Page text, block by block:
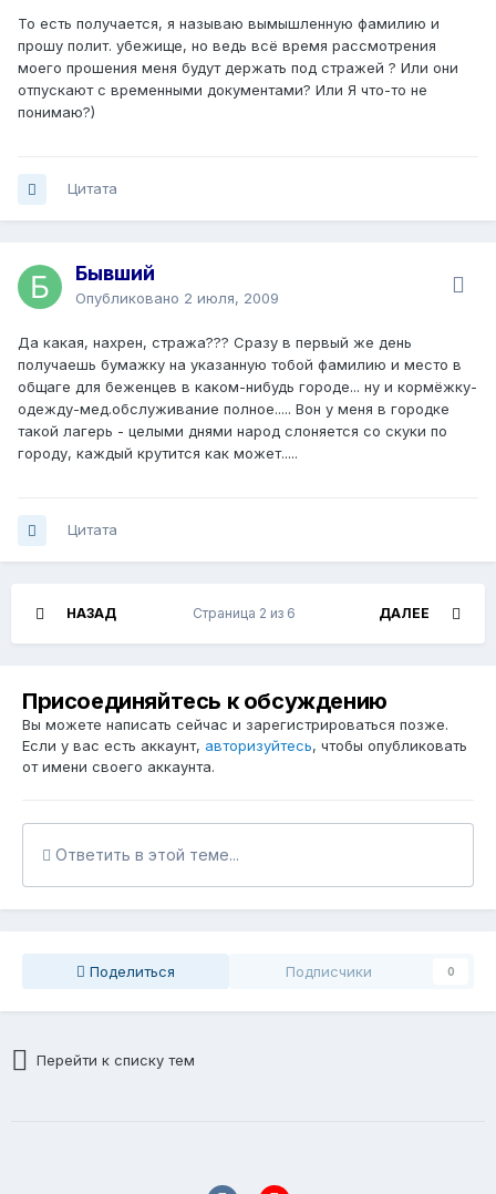
То есть получается, я называю вымышленную фамилию и
прошу полит. убежище, но ведь всё время рассмотрения
моего прошения меня будут держать под стражей ? Или они
отпускают с временными документами? Или Я что-то не
понимаю?)
Цитата
Бывший
Опубликовано 2 июля, 2009
Да какая, нахрен, стража??? Сразу в первый же день
получаешь бумажку на указанную тобой фамилию и место в
общаге для беженцев в каком-нибудь городе... ну и кормёжку-
одежду-мед.обслуживание полное..... Вон у меня в городке
такой лагерь - целыми днями народ слоняется со скуки по
городу, каждый крутится как может.....
Цитата
НАЗАД ДАЛЕЕ
Страница 2 из 6
Присоединяйтесь к обсуждению
Вы можете написать сейчас и зарегистрироваться позже.
Если у вас есть аккаунт, авторизуйтесь, чтобы опубликовать
от имени своего аккаунта.
Ответить в этой теме...
Поделиться Подписчики 0
Перейти к списку тем